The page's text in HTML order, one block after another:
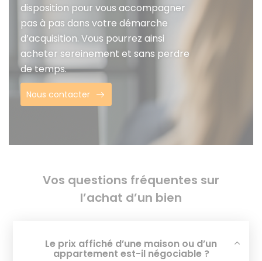
disposition pour vous accompagner
pas à pas dans votre démarche
d’acquisition. Vous pourrez ainsi
acheter sereinement et sans perdre
de temps.
Nous contacter
Vos questions fréquentes sur
l’achat d’un bien
Le prix affiché d’une maison ou d’un
appartement est-il négociable ?